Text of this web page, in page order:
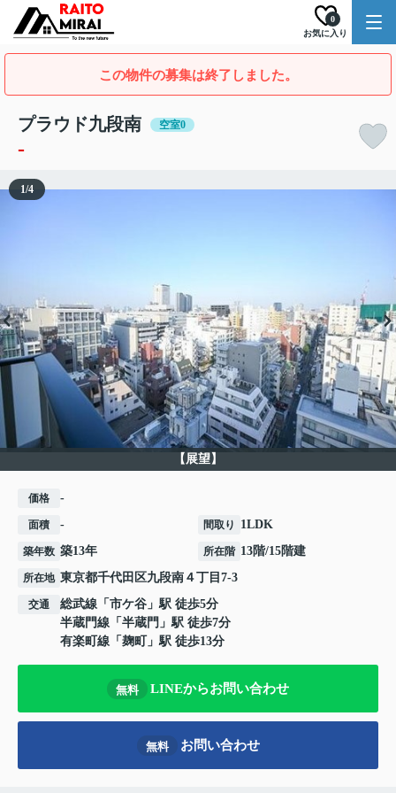
お気に入り
0
この物件の募集は終了しました。
プラウド九段南 空室0
-
【展望】
1/4
価格 -
面積 - 間取り 1LDK
築年数 築13年 所在階 13階/15階建
所在地 東京都千代田区九段南 ４丁目7-3
交通 総武線 「 市ケ谷 」駅 徒歩5分
半蔵門線 「 半蔵門 」駅 徒歩7分
有楽町線 「 麹町 」駅 徒歩13分
無料 LINEからお問い合わせ
無料 お問い合わせ